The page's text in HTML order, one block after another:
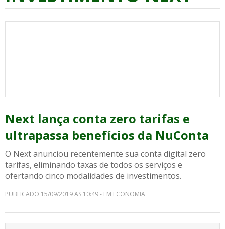
Next lança conta zero tarifas e
ultrapassa benefícios da NuConta
O Next anunciou recentemente sua conta digital zero
tarifas, eliminando taxas de todos os serviços e
ofertando cinco modalidades de investimentos.
PUBLICADO 15/09/2019 AS 10:49 - EM ECONOMIA